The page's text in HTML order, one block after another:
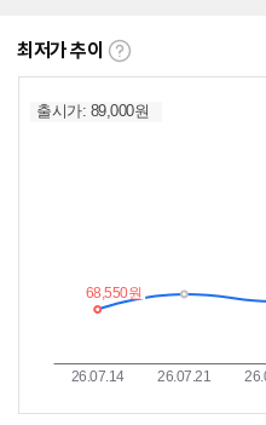
최저가 추이
최
가